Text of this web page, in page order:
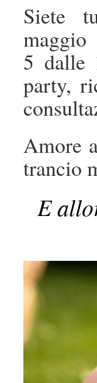
Siete
5 dalle
party,
Amore
trancio
E